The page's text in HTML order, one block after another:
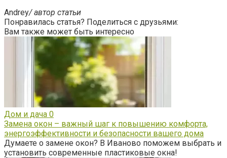
Andrey/ автор статьи
Понравилась статья? Поделиться с друзьями:
Вам также может быть интересно
Дом и дача 0
Замена окон – важный шаг к повышению комфорта,
энергоэффективности и безопасности вашего дома
Думаете о замене окон? В Иваново поможем выбрать и
установить современные пластиковые окна!